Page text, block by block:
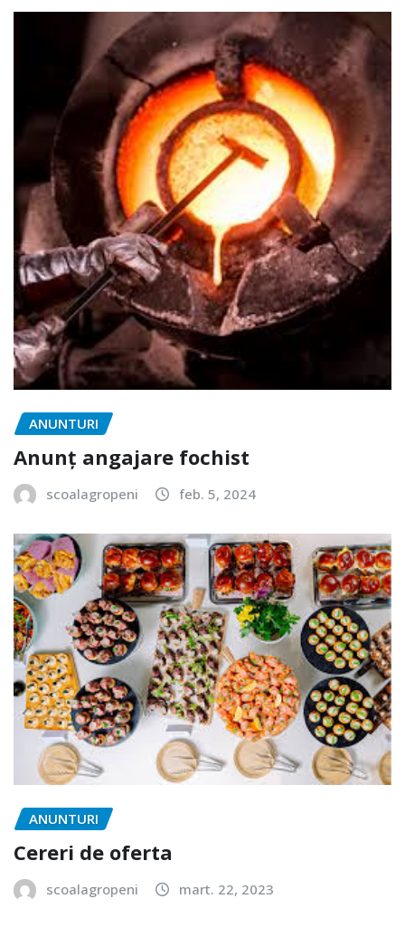
ANUNTURI
Anunț angajare fochist
scoalagropeni feb. 5, 2024
ANUNTURI
Cereri de oferta
scoalagropeni mart. 22, 2023